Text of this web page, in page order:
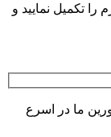
را تکمیل نمایید و
ما در اسرع